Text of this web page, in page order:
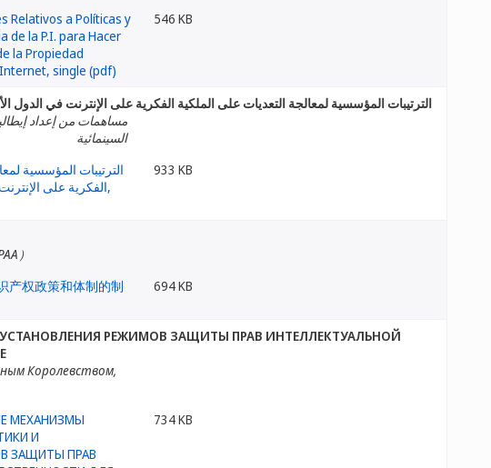
546 KB
الترتيبات المؤسسية لمعالجة التعديات على الملكية الفكرية على الإنترنت في الدول
مساهمات من إعداد
السينمائية
933 KB
）
694 KB
РЕЖИМОВ ЗАЩИТЫ ПРАВ ИНТЕЛЛЕКТУАЛЬНОЙ
Королевством,
734 KB